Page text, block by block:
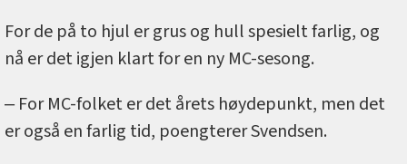
For de på to hjul er grus og hull spesielt farlig, og
nå er det igjen klart for en ny MC-sesong.
‒ For MC-folket er det årets høydepunkt, men det
er også en farlig tid, poengterer Svendsen.